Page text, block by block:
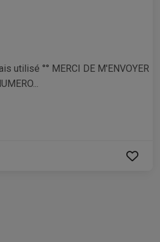
utilisé °° MERCI DE M'ENVOYER